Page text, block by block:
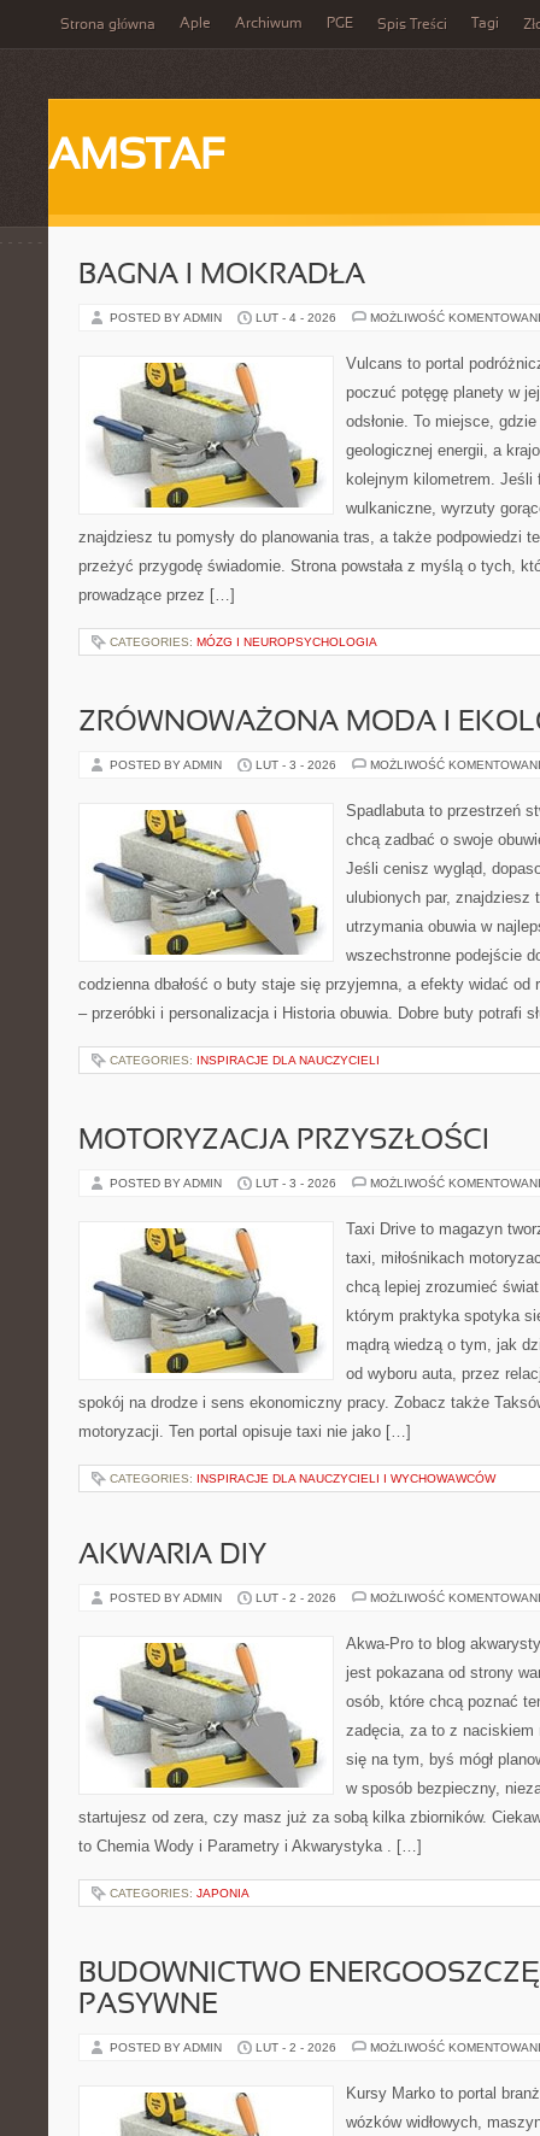
Strona główna Aple Archiwum PGE Spis Treści Tagi
AMSTAF
BAGNA I MOKRADŁA
POSTED BY ADMIN LUT - 4 - 2026 MOŻLIWOŚĆ
Vulcans to portal
poczuć potęgę planety w
odsłonie. To miejsce,
geologicznej energii, a
kolejnym kilometrem.
wulkaniczne, wyrzuty
znajdziesz tu pomysły do planowania tras, a także podpowiedzi
przeżyć przygodę świadomie. Strona powstała z myślą o tych,
prowadzące przez […]
CATEGORIES: MÓZG I NEUROPSYCHOLOGIA
ZRÓWNOWAŻONA MODA I
POSTED BY ADMIN LUT - 3 - 2026 MOŻLIWOŚĆ
Spadlabuta to przestrzeń
chcą zadbać o swoje
Jeśli cenisz wygląd,
ulubionych par, znajdziesz
utrzymania obuwia w
wszechstronne podejście
codzienna dbałość o buty staje się przyjemna, a efekty widać od
– przeróbki i personalizacja i Historia obuwia. Dobre buty potrafi
CATEGORIES: INSPIRACJE DLA NAUCZYCIELI
MOTORYZACJA PRZYSZŁOŚCI
POSTED BY ADMIN LUT - 3 - 2026 MOŻLIWOŚĆ
Taxi Drive to magazyn
taxi, miłośnikach
chcą lepiej zrozumieć
którym praktyka spotyka
mądrą wiedzą o tym, jak
od wyboru auta, przez
spokój na drodze i sens ekonomiczny pracy. Zobacz także
motoryzacji. Ten portal opisuje taxi nie jako […]
CATEGORIES: INSPIRACJE DLA NAUCZYCIELI I WYCHOWAWCÓW
AKWARIA DIY
POSTED BY ADMIN LUT - 2 - 2026 MOŻLIWOŚĆ
Akwa-Pro to blog
jest pokazana od strony
osób, które chcą poznać
zadęcia, za to z naciskiem
się na tym, byś mógł
w sposób bezpieczny,
startujesz od zera, czy masz już za sobą kilka zbiorników.
to Chemia Wody i Parametry i Akwarystyka . […]
CATEGORIES: JAPONIA
BUDOWNICTWO
PASYWNE
POSTED BY ADMIN LUT - 2 - 2026 MOŻLIWOŚĆ
Kursy Marko to portal
wózków widłowych,